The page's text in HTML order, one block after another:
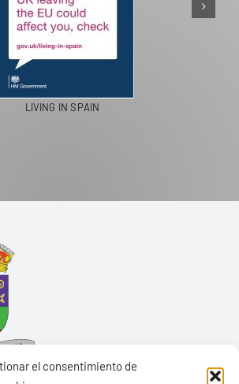
el consentimiento de
LIVING IN SPAIN